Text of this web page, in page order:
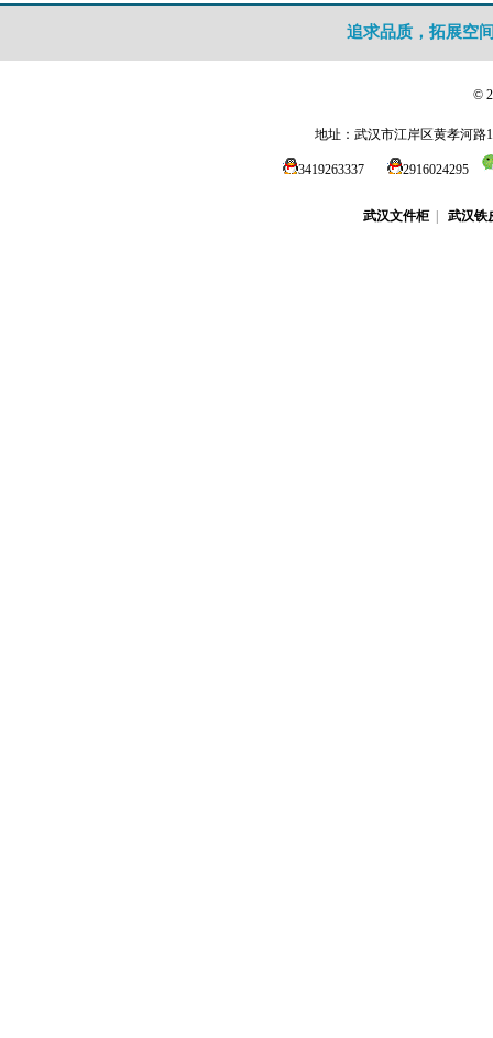
追求品质，拓展空
©
地址：武汉市江岸区黄孝河
3419263337 2916024295
武汉文件柜| 武汉铁